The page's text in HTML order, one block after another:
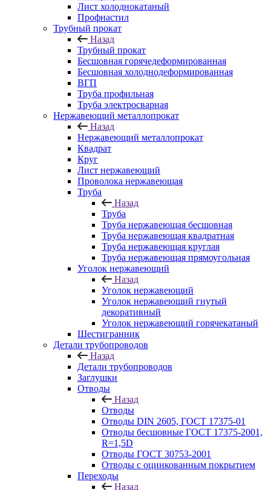
Лист холоднокатаный
Профнастил
Трубный прокат
Назад
Трубный прокат
Бесшовная горячедеформированная
Бесшовная холоднодеформированная
ВГП
Труба профильная
Труба электросварная
Нержавеющий металлопрокат
Назад
Нержавеющий металлопрокат
Квадрат
Круг
Лист нержавеющий
Проволока нержавеющая
Труба
Назад
Труба
Труба нержавеющая бесшовная
Труба нержавеющая квадратная
Труба нержавеющая круглая
Труба нержавеющая прямоугольная
Уголок нержавеющий
Назад
Уголок нержавеющий
Уголок нержавеющий гнутый
декоративный
Уголок нержавеющий горячекатаный
Шестигранник
Детали трубопроводов
Назад
Детали трубопроводов
Заглушки
Отводы
Назад
Отводы
Отводы DIN 2605, ГОСТ 17375-01
Отводы бесшовные ГОСТ 17375-2001,
R=1,5D
Отводы ГОСТ 30753-2001
Отводы с оцинкованным покрытием
Переходы
Назад